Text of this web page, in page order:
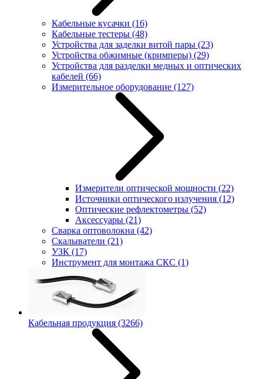
Кабельные кусачки (16)
Кабельные тестеры (48)
Устройства для заделки витой пары (23)
Устройства обжимные (кримперы) (29)
Устройства для разделки медных и оптических
кабелей (66)
Измерительное оборудование (127)
Измерители оптической мощности (22)
Источники оптического излучения (12)
Оптические рефлектометры (52)
Аксессуары (21)
Сварка оптоволокна (42)
Скалыватели (21)
УЗК (17)
Инструмент для монтажа СКС (1)
Кабельная продукция (3266)